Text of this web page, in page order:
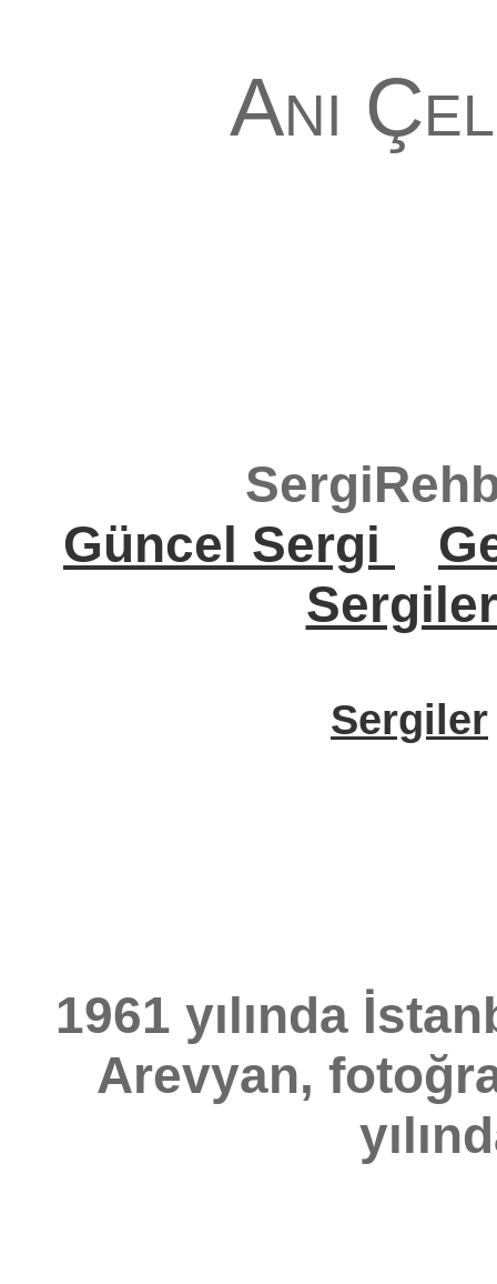
Ani
Güncel Sergi
Sergiler
1961 yılında
Arevyan,